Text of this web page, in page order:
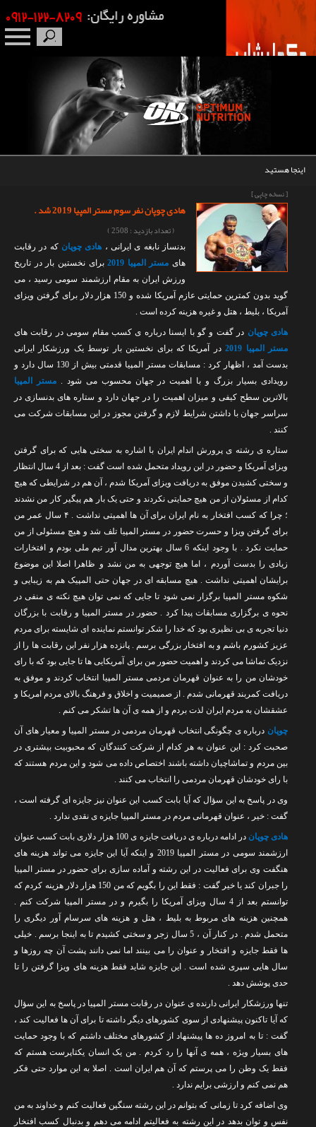
محصولات
تماس با ما
اینجا هستید
[ نسخه چاپی ]
هادی چوپان نفر سوم مستر المپیا 2019 شد .
( تعداد بازدید : 2508 )
بدنساز نابغه ی ایرانی ، هادی چوپان که در رقابت
های مستر المپیا 2019
برای نخستین بار در تاریخ
ورزش ایران به مقام ارزشمند سومی رسید ، می
‌گوید بدون کمترین حمایتی عازم آمریکا شده و 150 هزار دلار برای گرفتن ویزای
آمریکا ، بلیط ، هتل و غیره هزینه کرده است .
هادی چوپان در گفت و گو با ایسنا درباره ی کسب مقام سومی در رقابت ‌های
مستر المپیا 2019
در آمریکا که برای نخستین بار توسط یک ورزشکار ایرانی
بدست آمد ، اظهار کرد : مسابقات مستر المپیا قدمتی بیش از 130 سال دارد و
رویدادی بسیار بزرگ و با اهمیت در جهان محسوب می ‌شود .مستر المپیا
بالاترین سطح کیفی و میزان اهمیت را در جهان دارد و ستاره های بدنسازی در
سراسر جهان با داشتن شرایط لازم و گرفتن مجوز در این مسابقات شرکت می
کنند .
ستاره ی رشته ی پرورش اندام ایران با اشاره به سختی هایی که برای گرفتن
ویزای آمریکا و حضور در این رویداد متحمل شده است گفت : بعد از 4 سال انتظار
و سختی کشیدن موفق به دریافت ویزای آمریکا شدم ، آن ‌هم در شرایطی که هیچ
کدام از مسئولان از من هیچ حمایتی نکردند و حتی یک بار هم پیگیر کار من نشدند
؛ چرا که کسب افتخار به نام ایران برای آن ها اهمیتی نداشت . ۴ سال عمر من
برای گرفتن ویزا و حسرت حضور در مستر المپیا تلف شد و هیچ مسئولی از من
حمایت نکرد . با وجود اینکه 6 سال بهترین مدال آور تیم ملی بودم و افتخارات
زیادی را بدست آوردم ، اما هیچ توجهی به من نشد و ظاهرا اصلا این موضوع
برایشان اهمیتی نداشت . هیچ مسابقه ای در جهان حتی المپیک هم به زیبایی و
شکوه مستر المپیا برگزار نمی شود تا جایی که نمی توان هیچ نکته ی منفی در
نحوه ی برگزاری مسابقات پیدا کرد . حضور در مستر المپیا و رقابت با بزرگان
دنیا تجربه ی بی نظیری بود که خدا را شکر توانستم نماینده ای شایسته برای مردم
عزیز کشورم باشم و به افتخار بزرگی برسم . پانزده هزار نفر این رقابت ها را از
نزدیک تماشا می کردند و اهمیت حضور من برای آمریکایی ها تا جایی بود که با رای
خودشان من را به عنوان قهرمان مردمی مستر المپیا انتخاب کردند و موفق به
دریافت کمربند قهرمانی شدم . از صمیمیت و اخلاق و فرهنگ بالای مردم امریکا و
عشقشان به مردم ایران لذت بردم و از همه ی آن ها تشکر می کنم .
چوپان درباره ی چگونگی انتخاب قهرمان مردمی در مستر المپیا و معیار های آن
صحبت کرد : این عنوان به هر کدام از شرکت کنندگان که محبوبیت بیشتری در
بین مردم و تماشاچیان داشته باشند اختصاص داده می شود و این مردم هستند که
با رای خودشان قهرمان مردمی را انتخاب می کنند .
وی در پاسخ به این سؤال که آیا بابت کسب این عنوان نیز جایزه ای گرفته است ،
گفت : خیر ، عنوان قهرمانی مردم در مستر المپیا جایزه ی نقدی ندارد .
هادی چوپان
در ادامه درباره ی دریافت جایزه ی 100 هزار دلاری بابت کسب عنوان
ارزشمند سومی در مستر المپیا 2019 و اینکه آیا این جایزه می تواند هزینه های
هنگفت وی برای فعالیت در این رشته و آماده سازی برای حضور در مستر المپیا
را جبران کند یا خیر گفت : فقط این را بگویم که من 150 هزار دلار هزینه کردم که
توانستم بعد از 4 سال ویزای آمریکا را بگیرم و در مستر المپیا شرکت کنم .
همچنین هزینه های مربوط به بلیط ، هتل و هزینه های سرسام آور دیگری را
متحمل شدم . در کنار آن ، 5 سال زجر و سختی کشیدم تا به اینجا برسم . خیلی
ها فقط جایزه و افتخار و عنوان را می بینند اما نمی دانند پشت آن چه روزها و
سال هایی سپری شده است . این جایزه شاید فقط هزینه های ویزا گرفتن را تا
حدی پوشش دهد .
تنها ورزشکار ایرانی دارنده ی عنوان در رقابت مستر المپیا در پاسخ به این سؤال
که آیا تاکنون پیشنهادی از سوی کشورهای دیگر داشته تا برای آن ها فعالیت کند ،
گفت : تا به امروز ده ها پیشنهاد از کشورهای مختلف داشتم که با وجود حمایت
های بسیار ویژه ، همه ی آنها را رد کردم . من یک انسان یکتاپرست هستم که
فقط یک وطن را می پرستم که آن هم ایران است . اصلا به این موارد حتی فکر
هم نمی کنم و ارزشی برایم ندارد .
وی اضافه کرد تا زمانی که بتوانم در این رشته سنگین فعالیت کنم و خداوند به من
نفس و توان بدهد در این رشته به فعالیتم ادامه می دهم و بدنبال کسب افتخار